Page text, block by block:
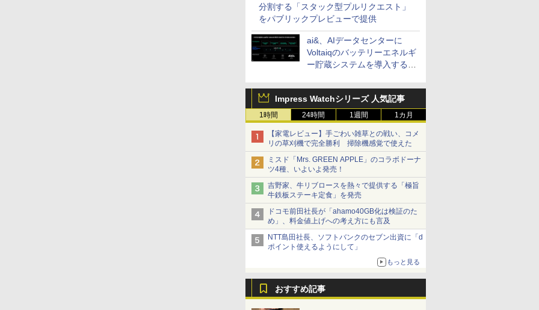
分割する「スタック型プルリクエスト」
をパブリックプレビューで提供
ai&、AIデータセンターに
Voltaiqのバッテリーエネルギ
ー貯蔵システムを導入する計
Impress Watchシリーズ 人気記事
1時間 24時間 1週間 1カ月
【家電レビュー】手ごわい雑草との戦い、コメ
リの草刈機で完全勝利 掃除機感覚で使えた
ミスド「Mrs. GREEN APPLE」のコラボドーナ
ツ4種、いよいよ発売！
吉野家、牛リブロースを熱々で提供する「極旨
牛鉄板ステーキ定食」を発売
ドコモ前田社長が「ahamo40GB化は検証のた
め」、料金値上げへの考え方にも言及
NTT島田社長、ソフトバンクのセブン出資に「d
ポイント使えるようにして」
もっと見る
おすすめ記事